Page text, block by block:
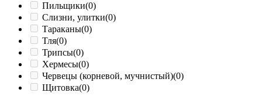
Пильщики(0)
Слизни, улитки(0)
Тараканы(0)
Тля(0)
Трипсы(0)
Хермесы(0)
Червецы (корневой, мучнистый)(0)
Щитовка(0)